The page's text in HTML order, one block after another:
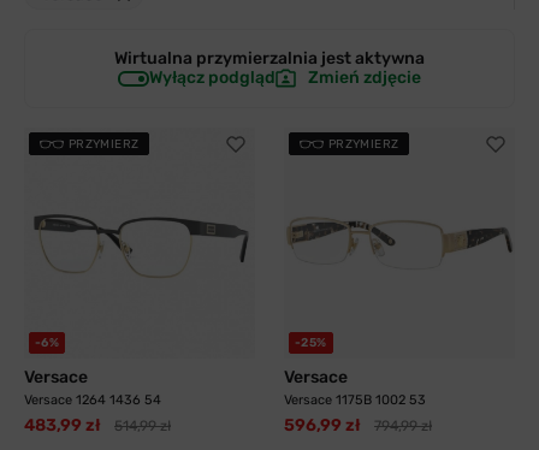
Wirtualna przymierzalnia jestaktywna
Wyłącz podgląd
Zmień zdjęcie
PRZYMIERZ
-6%
Versace
Versace 1264 1436 54
483,99 zł 514,99 zł
PRZYMIERZ
-25%
Versace
Versace 1175B 1002 53
596,99 zł 794,99 zł